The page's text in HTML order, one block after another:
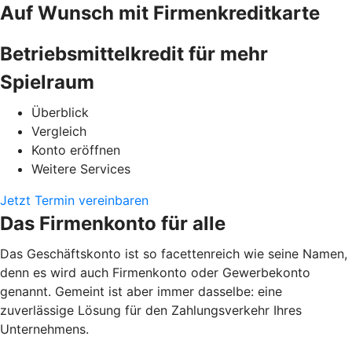
Auf Wunsch mit Firmenkreditkarte
Betriebsmittelkredit für mehr
Spielraum
Überblick
Vergleich
Konto eröffnen
Weitere Services
Jetzt Termin vereinbaren
Das Firmenkonto für alle
Das Geschäftskonto ist so facettenreich wie seine Namen,
denn es wird auch Firmenkonto oder Gewerbekonto
genannt. Gemeint ist aber immer dasselbe: eine
zuverlässige Lösung für den Zahlungsverkehr Ihres
Unternehmens.